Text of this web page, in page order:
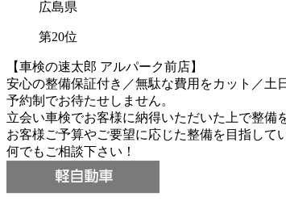
広島県
第20位
【車検の速太郎 アルパーク前店】
安心の整備保証付き／無駄な費用をカット／土
予約制でお待たせしません。
立会い車検でお客様に納得いただいた上で整備
お客様ご予算やご要望に応じた整備を目指して
何でもご相談下さい！